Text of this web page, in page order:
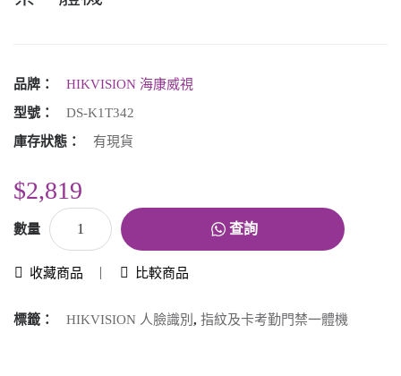
品牌：
HIKVISION 海康威視
型號：
DS-K1T342
庫存狀態：
有現貨
$2,819
數量 查詢
收藏商品 比較商品
標籤： HIKVISION 人臉識別 , 指紋及卡考勤門禁一體機